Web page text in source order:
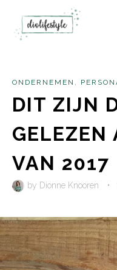
ONDERNEMEN ,
DIT ZIJN
GELEZEN
VAN 2017
by Dionne Knooren •